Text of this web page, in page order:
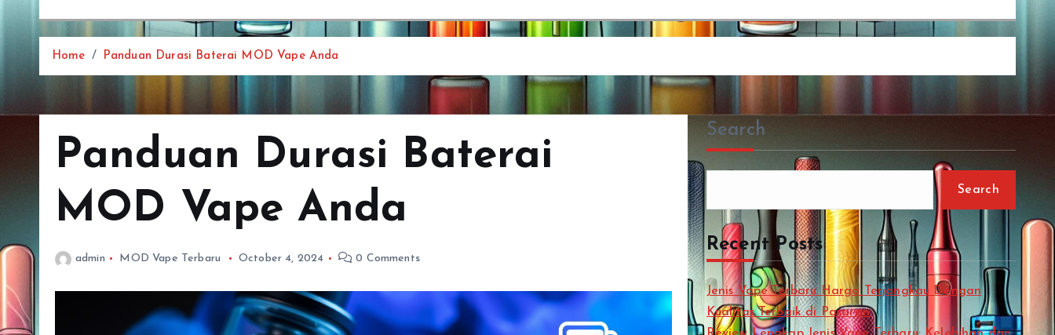
Home Panduan Durasi Baterai MOD Vape Anda
Panduan Durasi Baterai
MOD Vape Anda
admin MOD Vape Terbaru October 4, 2024 0 Comments
Search
Search
Recent Posts
Jenis Vape Terbaru Harga Terjangkau Dengan
Kualitas Terbaik di Pasaran